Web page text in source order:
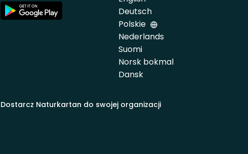
App
Store
Deutsch
Polskie
Nederlands
Suomi
Norsk bokmal
Dansk
Dostarcz Naturkartan do swojej organizacji